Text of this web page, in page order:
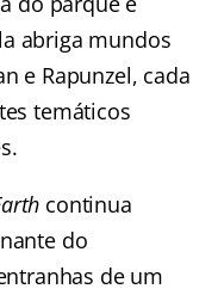
abriga mundos
e Rapunzel, cada
temáticos
continua
do
de um